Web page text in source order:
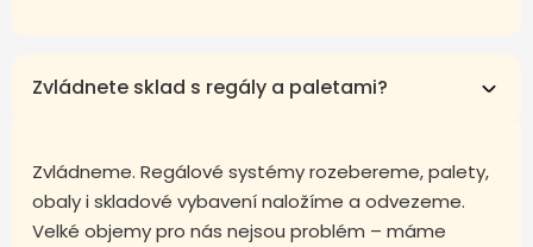
Zvládnete sklad s regály a paletami?
Zvládneme. Regálové systémy rozebereme, palety,
obaly i skladové vybavení naložíme a odvezeme.
Velké objemy pro nás nejsou problém – máme